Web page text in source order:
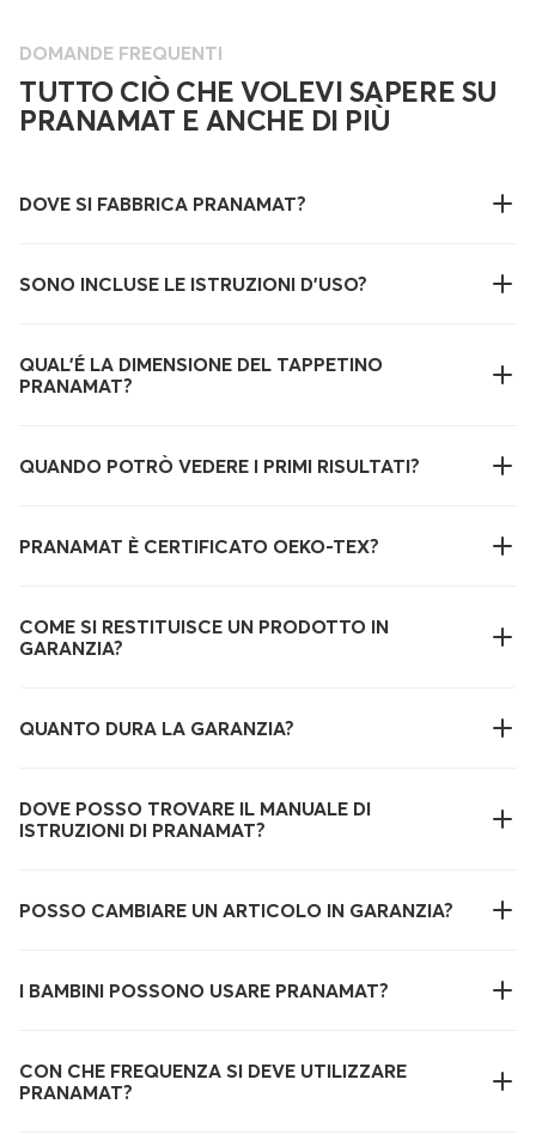
DOMANDE FREQUENTI
TUTTO CIÒ CHE VOLEVI SAPERE SU
PRANAMAT E ANCHE DI PIÙ
DOVE SI FABBRICA PRANAMAT?
SONO INCLUSE LE ISTRUZIONI D'USO?
QUAL’É LA DIMENSIONE DEL TAPPETINO
PRANAMAT?
QUANDO POTRÒ VEDERE I PRIMI RISULTATI?
PRANAMAT È CERTIFICATO OEKO-TEX?
COME SI RESTITUISCE UN PRODOTTO IN
GARANZIA?
QUANTO DURA LA GARANZIA?
DOVE POSSO TROVARE IL MANUALE DI
ISTRUZIONI DI PRANAMAT?
POSSO CAMBIARE UN ARTICOLO IN GARANZIA?
I BAMBINI POSSONO USARE PRANAMAT?
CON CHE FREQUENZA SI DEVE UTILIZZARE
PRANAMAT?